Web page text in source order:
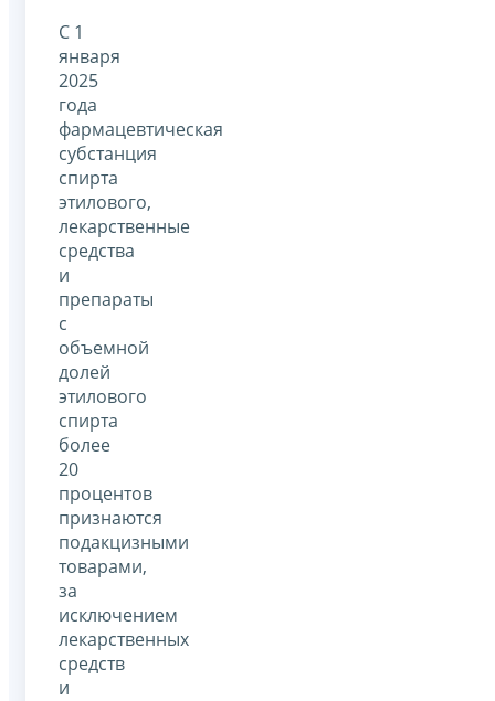
С 1
января
2025
года
фармацевтическая
субстанция
спирта
этилового,
лекарственные
средства
и
препараты
с
объемной
долей
этилового
спирта
более
20
процентов
признаются
подакцизными
товарами,
за
исключением
лекарственных
средств
и